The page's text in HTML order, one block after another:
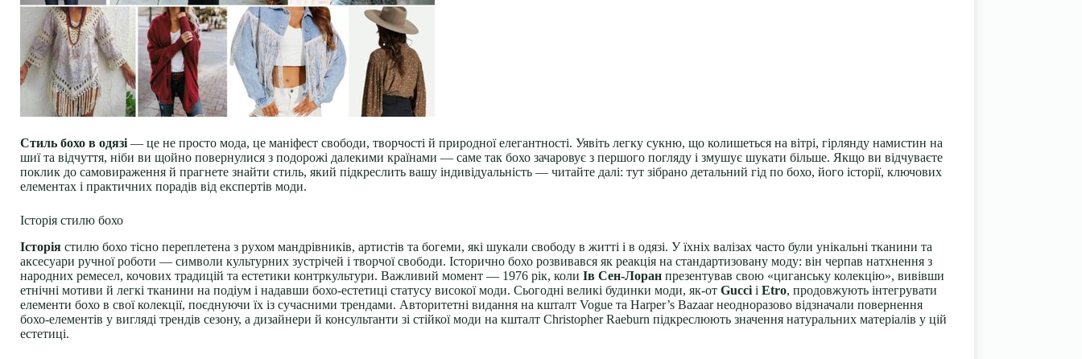
Стиль бохо в одязі — це не просто мода, це маніфест свободи, творчості й природної елегантності. Уявіть легку сукню, що колишеться на вітрі, гірлянду намистин на
шиї та відчуття, ніби ви щойно повернулися з подорожі далекими країнами — саме так бохо зачаровує з першого погляду і змушує шукати більше. Якщо ви відчуваєте
поклик до самовираження й прагнете знайти стиль, який підкреслить вашу індивідуальність — читайте далі: тут зібрано детальний гід по бохо, його історії, ключових
елементах і практичних порадів від експертів моди.
Історія стилю бохо
Історія стилю бохо тісно переплетена з рухом мандрівників, артистів та богеми, які шукали свободу в житті і в одязі. У їхніх валізах часто були унікальні тканини та
аксесуари ручної роботи — символи культурних зустрічей і творчої свободи. Історично бохо розвивався як реакція на стандартизовану моду: він черпав натхнення з
народних ремесел, кочових традицій та естетики контркультури. Важливий момент — 1976 рік, коли Ів Сен-Лоран презентував свою «циганську колекцію», вивівши
етнічні мотиви й легкі тканини на подіум і надавши бохо-естетиці статусу високої моди. Сьогодні великі будинки моди, як-от Gucci і Etro, продовжують інтегрувати
елементи бохо в свої колекції, поєднуючи їх із сучасними трендами. Авторитетні видання на кшталт Vogue та Harper’s Bazaar неодноразово відзначали повернення
бохо-елементів у вигляді трендів сезону, а дизайнери й консультанти зі стійкої моди на кшталт Christopher Raeburn підкреслюють значення натуральних матеріалів у цій
естетиці.